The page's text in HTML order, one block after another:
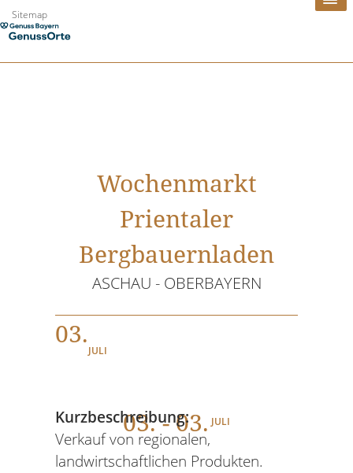
Zum
Inhalt
Sitemap
Wochenmarkt
Prientaler
Bergbauernladen
ASCHAU - OBERBAYERN
03.
JULI
03. - 03. JULI
Kurzbeschreibung:
Verkauf von regionalen,
landwirtschaftlichen Produkten.